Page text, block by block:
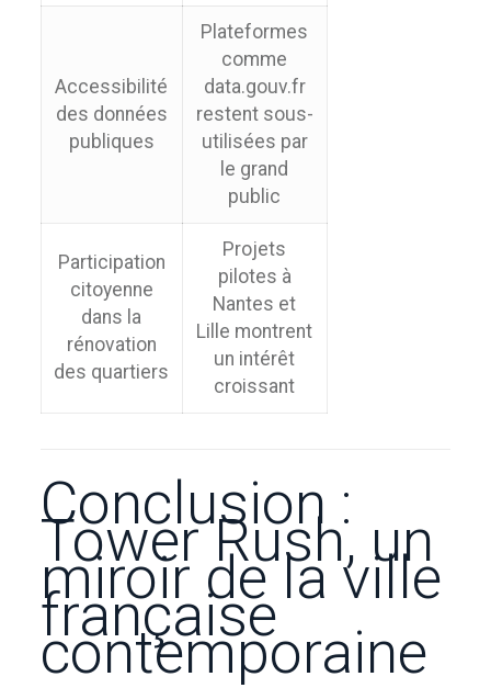
Accessibilité
des données
publiques
Plateformes
comme
data.gouv.fr
restent sous-
utilisées par
le grand
public
Participation
citoyenne
dans la
rénovation
des quartiers
Projets
pilotes à
Nantes et
Lille montrent
un intérêt
croissant
Conclusion :
Tower Rush, un
miroir de la ville
française
contemporaine